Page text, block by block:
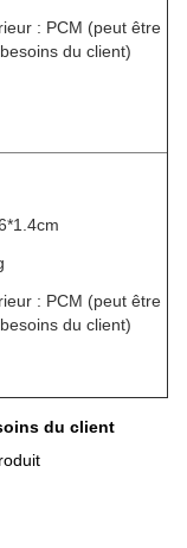
: PCM (peut être
du client)
: PCM (peut être
du client)
du client